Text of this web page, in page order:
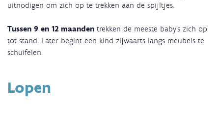
uitnodigen om zich op te trekken aan de spijltjes.
Tussen 9 en 12 maanden trekken de meeste baby’s zich op
tot stand. Later begint een kind zijwaarts langs meubels te
schuifelen.
Lopen